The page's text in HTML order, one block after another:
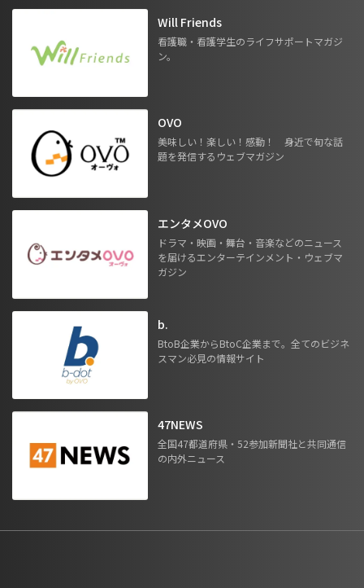
Will Friends
看護職・看護学生のライフサポートマガジ
ン。
OVO
美味しい！楽しい！感動！ 身近で旬な話
題を発信するウェブマガジン
エンタメOVO
ドラマ・映画・舞台・音楽などのニュース
を届けるエンターテインメント・ウェブマ
ガジン
b.
BtoB企業からBtoC企業まで。全てのビジネ
スマン必見の情報サイト
47NEWS
全国47都道府県・52参加新聞社と共同通信
の内外ニュース